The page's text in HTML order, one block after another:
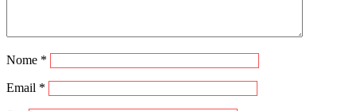
Nome *
Email *